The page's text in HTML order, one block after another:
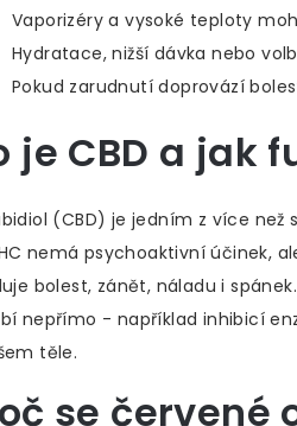
Vaporizéry a vysoké teploty
Hydratace, nižší dávka nebo
Pokud zarudnutí doprovází
je CBD a jak
(CBD) je jedním z více
nemá psychoaktivní účinek,
bolest, zánět, náladu i
nepřímo - například inhibicí
těle.
se červené